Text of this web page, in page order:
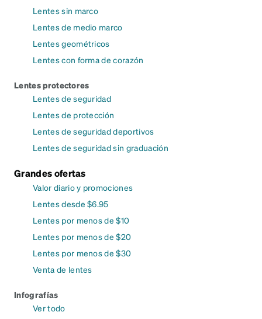
Lentes sin marco
Lentes de medio marco
Lentes geométricos
Lentes con forma de corazón
Lentes protectores
Lentes de seguridad
Lentes de protección
Lentes de seguridad deportivos
Lentes de seguridad sin graduación
Grandes ofertas
Valor diario y promociones
Lentes desde $6.95
Lentes por menos de $10
Lentes por menos de $20
Lentes por menos de $30
Venta de lentes
Infografías
Ver todo